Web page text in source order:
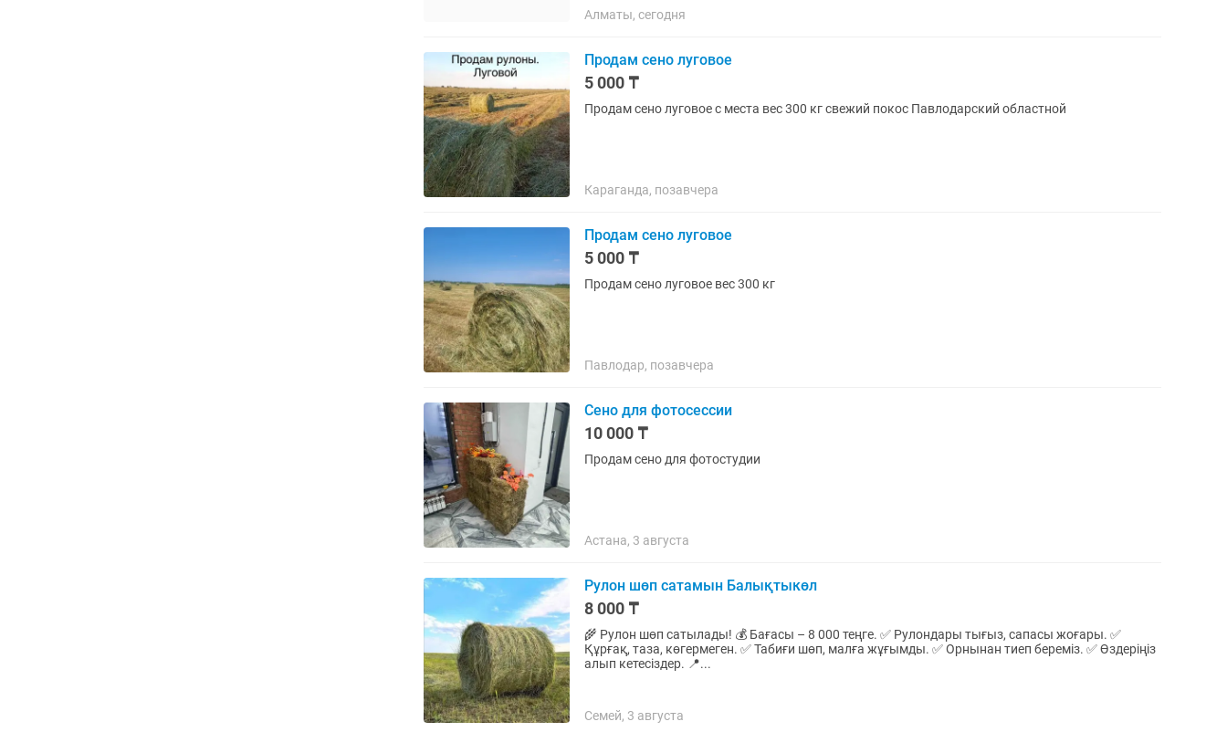
Алматы, сегодня
Продам сено луговое
5 000 ₸
Продам сено луговое с места вес 300 кг свежий покос Павлодарский областной
Караганда, позавчера
Продам сено луговое
5 000 ₸
Продам сено луговое вес 300 кг
Павлодар, позавчера
Сено для фотосессии
10 000 ₸
Продам сено для фотостудии
Астана, 3 августа
Рулон шөп сатамын Балықтыкөл
8 000 ₸
🌾 Рулон шөп сатылады! 💰 Бағасы – 8 000 теңге. ✅ Рулондары тығыз, сапасы жоғары. ✅
Құрғақ, таза, көгермеген. ✅ Табиғи шөп, малға жұғымды. ✅ Орнынан тиеп береміз. ✅ Өздеріңіз
алып кетесіздер. 📍...
Семей, 3 августа